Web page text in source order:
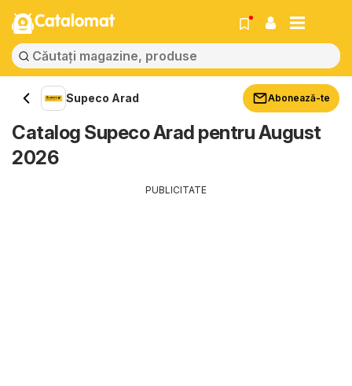
Catalomat
Supeco Arad Abonează-te
Catalog Supeco Arad pentru August
2026
PUBLICITATE